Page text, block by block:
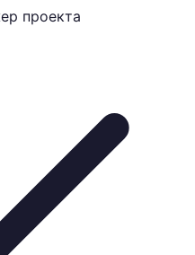
проекта